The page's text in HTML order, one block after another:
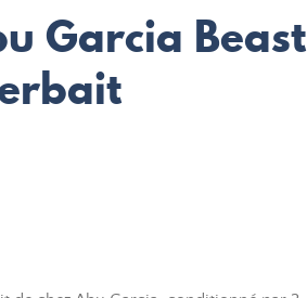
Garcia Beast